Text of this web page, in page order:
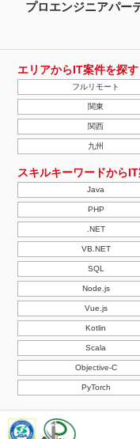
プロエンジニアパー
エリアからIT案件を探す
フルリモート
関東
関西
九州
スキルキーワードから
Java
PHP
.NET
VB.NET
SQL
Node.js
Vue.js
Kotlin
Scala
Objective-C
PyTorch